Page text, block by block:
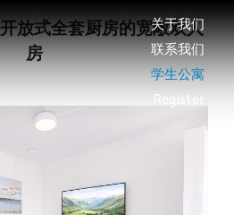
关于我们
联系我们
学生公寓
Register
放式全套厨房的宽敞双人
房